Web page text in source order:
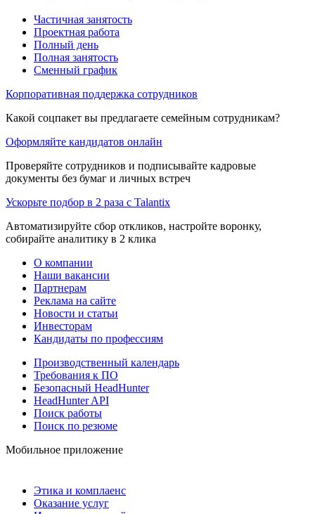
Частичная занятость
Проектная работа
Полный день
Полная занятость
Сменный график
Корпоративная поддержка сотрудников
Какой соцпакет вы предлагаете семейным сотрудникам?
Оформляйте кандидатов онлайн
Проверяйте сотрудников и подписывайте кадровые
документы без бумаг и личных встреч
Ускорьте подбор в 2 раза с Talantix
Автоматизируйте сбор откликов, настройте воронку,
собирайте аналитику в 2 клика
О компании
Наши вакансии
Партнерам
Реклама на сайте
Новости и статьи
Инвесторам
Кандидаты по профессиям
Производственный календарь
Требования к ПО
Безопасный HeadHunter
HeadHunter API
Поиск работы
Поиск по резюме
Мобильное приложение
Этика и комплаенс
Оказание услуг